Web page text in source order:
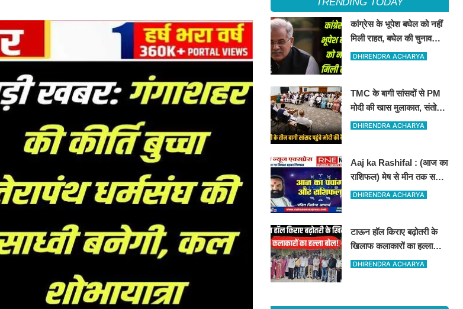
कांग्रेस के भूपेश बघेल को नहीं
मिली राहत, बघेल की चुनाव
याचिका को कोर्ट ने खारिज कर
DHIRENDRA ACHARYA
TMC के बागी सांसदों से PM
मोदी की खास मुलाकात, संतोष
की बातों पर लग गया अब पूरी
DHIRENDRA ACHARYA
Aaj ka Rashifal : (आज का
राशिफल) मेष से मीन तक सभी
राशिवालों के लिए ऐसा रहेगा
DHIRENDRA ACHARYA
टाऊन हॉल किराए बढ़ोतरी के
खिलाफ कलाकारों का हल्ला
बोल!
DHIRENDRA ACHARYA